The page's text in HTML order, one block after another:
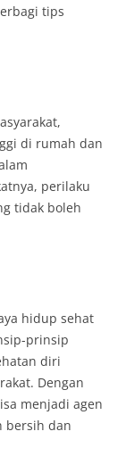
tips
di rumah dan
perilaku
tidak boleh
hidup sehat
prinsip
diri
Dengan
menjadi agen
bersih dan